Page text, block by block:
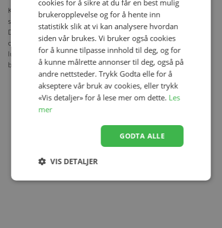
Konges Sløjd tilbyr et bredt utvalg av fine og praktiske smekker
som er designet for å beskytte klærne til de små under måltidene.
Disse smekkene kombinerer både funksjonalitet og stil, med myke
og holdbare materialer som er enkle å rengjøre. Justerbare
lukkinger, noe som gjør dem komfortable og kan tilpasses etter
barnets størrelse.
cookies for å sikre at du får en best mulig
brukeropplevelse og for å hente inn
statistikk slik at vi kan analysere hvordan
siden vår brukes. Vi bruker også cookies
for å kunne tilpasse innhold til deg, og for
å kunne målrette annonser til deg, også på
andre nettsteder. Trykk Godta elle for å
akseptere vår bruk av cookies, eller trykk
«Vis detaljer» for å lese mer om dette. Les
mer
GODTA ALLE
VIS DETALJER